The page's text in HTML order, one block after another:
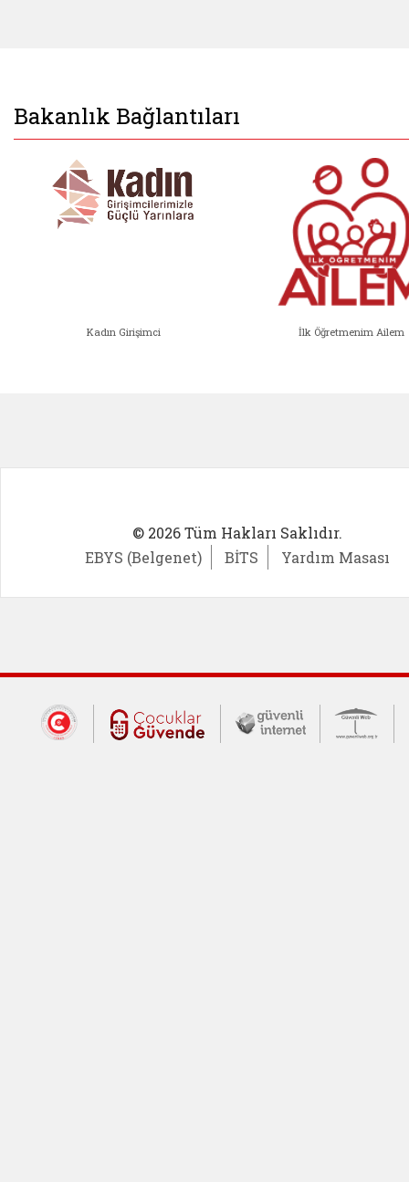
Bakanlık Bağlantıları
Kadın Girişimci İlk Öğretmenim Ailem
© 2026 Tüm Hakları Saklıdır.
EBYS (Belgenet)
BİTS Yardım Masası
Dış Bağlantılar
Cumhurbaşkanlığı İletişim Merkezi
Çocuklar Güvende (yeni
Güvenli